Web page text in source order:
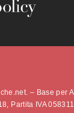
– Base per
Partita IVA